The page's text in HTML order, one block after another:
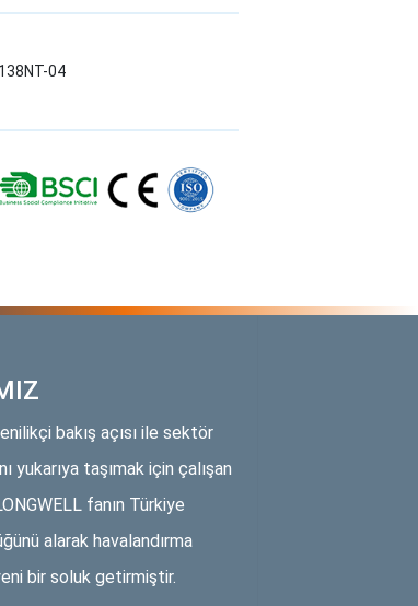
04
bakış açısı ile sektör
yukarıya taşımak için çalışan
fanın Türkiye
alarak havalandırma
bir soluk getirmiştir.